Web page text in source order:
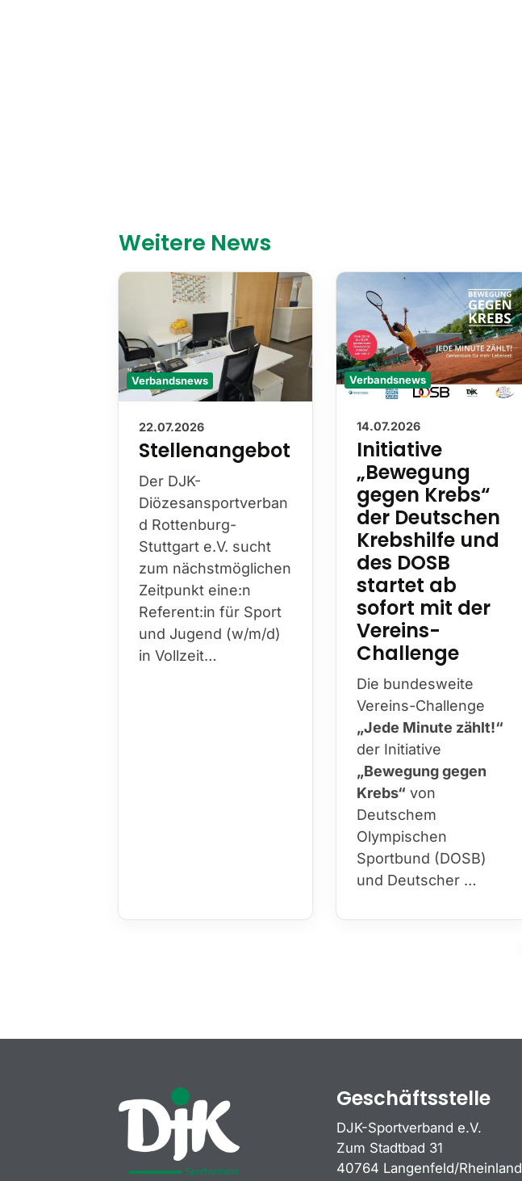
Weitere News
Verbandsnews
22.07.2026
Stellenangebot
Der DJK-
Diözesansportverban
d Rottenburg-
Stuttgart e.V. sucht
zum nächstmöglichen
Zeitpunkt eine:n
Referent:in für Sport
und Jugend (w/m/d)
in Vollzeit…
Verbandsnews
14.07.2026
Initiative
„Bewegung
gegen Krebs“
der Deutschen
Krebshilfe und
des DOSB
startet ab
sofort mit der
Vereins-
Challenge
Die bundesweite
Vereins-Challenge
„Jede Minute zählt!“
der Initiative
„Bewegung gegen
Krebs“ von
Deutschem
Olympischen
Sportbund (DOSB)
und Deutscher …
Geschäftsstelle
DJK-Sportverband e.V.
Zum Stadtbad 31
40764 Langenfeld/Rheinland